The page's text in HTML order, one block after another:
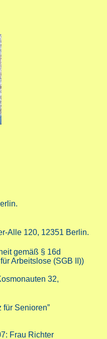
Alle 120, 12351 Berlin.
gemäß § 16d
Arbeitslose (SGB II))
32,
für Senioren”
Frau Richter